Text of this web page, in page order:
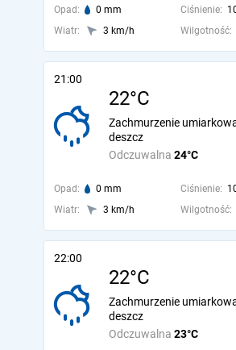
Opad: 0 mm Ciśnienie:
Wiatr:
3 km/h Wilgotność:
21:00
22°C
Odczuwalna 24°C
Zachmurzenie
deszcz
Opad: 0 mm Ciśnienie:
Wiatr:
3 km/h Wilgotność:
22:00
22°C
Odczuwalna 23°C
Zachmurzenie
deszcz